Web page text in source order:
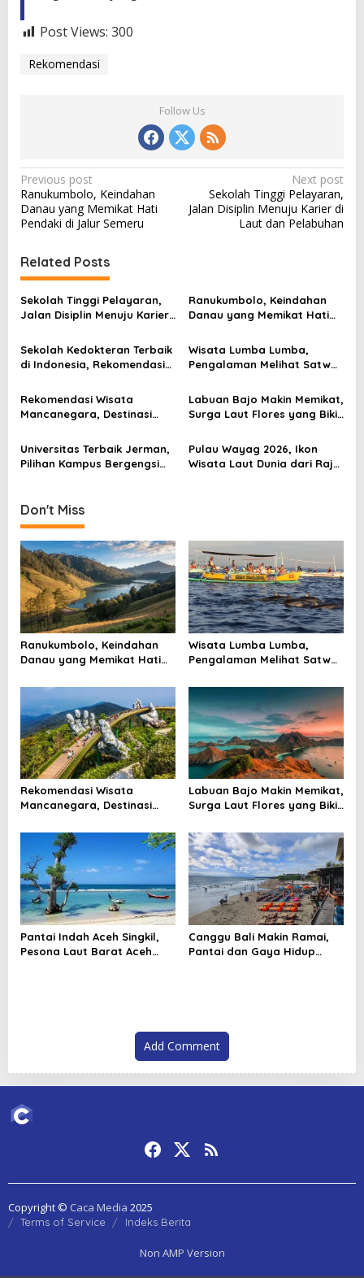
Post Views: 300
Rekomendasi
Follow Us
P
o
s
t
n
a
v
i
g
t
o
Previous post
Ranukumbolo, Keindahan
Danau yang Memikat Hati
Pendaki di Jalur Semeru
Next post
Sekolah Tinggi Pelayaran,
Jalan Disiplin Menuju Karier di
Laut dan Pelabuhan
Related Posts
Sekolah Tinggi Pelayaran,
Jalan Disiplin Menuju Karier
Ranukumbolo, Keindahan
Danau yang Memikat Hati
Sekolah Kedokteran Terbaik
di Indonesia, Rekomendasi
Wisata Lumba Lumba,
Pengalaman Melihat Satwa
Terasa Berbeda
Rekomendasi Wisata
Mancanegara, Destinasi
Rencana Liburan
Labuan Bajo Makin Memikat,
Surga Laut Flores yang Bikin
Universitas Terbaik Jerman,
Pilihan Kampus Bergengsi
Pulau Wayag 2026, Ikon
Wisata Laut Dunia dari Raja
Don't Miss
Ranukumbolo, Keindahan
Danau yang Memikat Hati
Wisata Lumba Lumba,
Pengalaman Melihat Satwa
Terasa Berbeda
Rekomendasi Wisata
Mancanegara, Destinasi
Rencana Liburan
Labuan Bajo Makin Memikat,
Surga Laut Flores yang Bikin
Pantai Indah Aceh Singkil,
Pesona Laut Barat Aceh
Canggu Bali Makin Ramai,
Pantai dan Gaya Hidup
Add Comment
Copyright © Caca Media 2025
Terms of Service Indeks Berita
Non AMP Version